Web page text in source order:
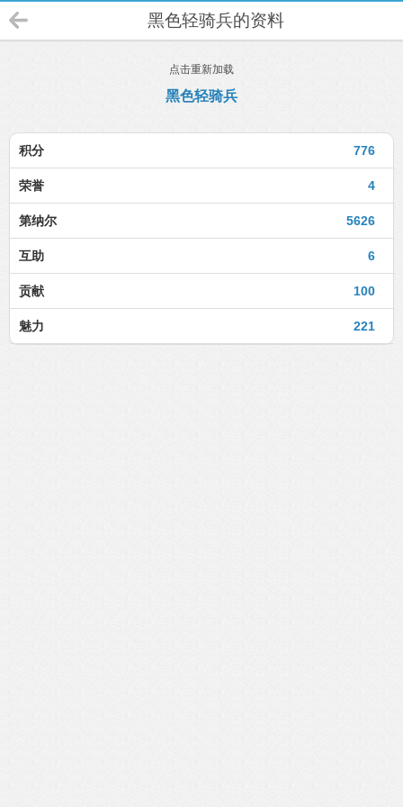
黑色轻骑兵的资料
点击重新加载
黑色轻骑兵
776
积分
4
荣誉
5626
第纳尔
6
互助
100
贡献
221
魅力